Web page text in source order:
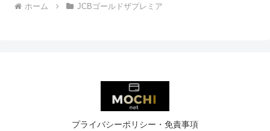
ホーム JCBゴールドザプレミア
プライバシーポリシー・免責事項